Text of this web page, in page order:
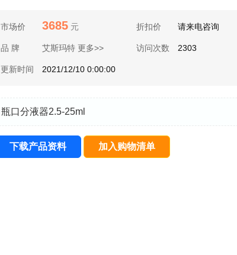
市场价 3685元 折扣价 请来电咨询
品 牌 艾斯玛特 更多>> 访问次数 2303
更新时间 2021/12/10 0:00:00
瓶口分液器2.5-25ml
下载产品资料 加入购物清单